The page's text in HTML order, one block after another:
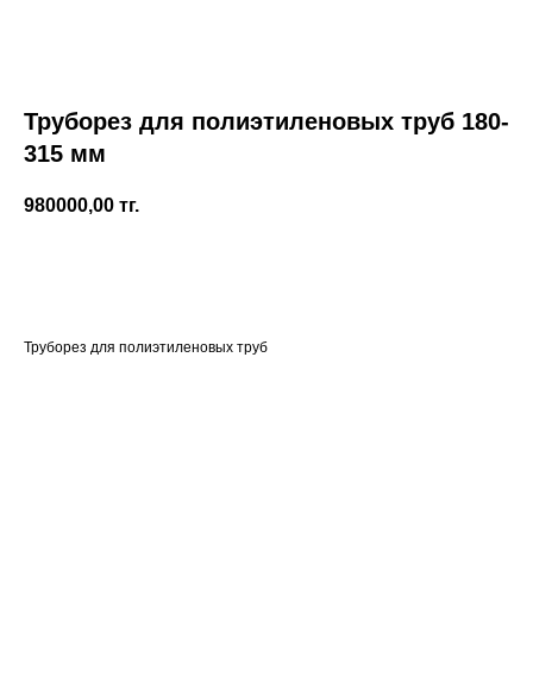
Труборез для полиэтиленовых труб 180-
315 мм
980000,00 тг.
Труборез для полиэтиленовых труб